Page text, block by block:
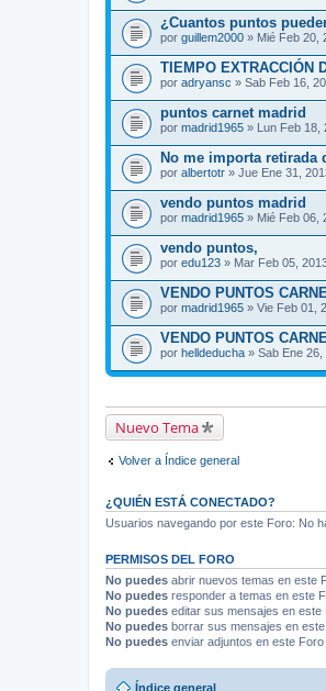
¿Cuantos puntos
por guillem2000 » Mié Feb 20,
TIEMPO EXTRACCIÓN
por adryansc » Sab Feb 16,
puntos carnet madrid
por madrid1965 » Lun Feb 18,
No me importa retirada
por albertotr » Jue Ene 31,
vendo puntos madrid
por madrid1965 » Mié Feb 06,
vendo puntos,
por edu123 » Mar Feb 05,
VENDO PUNTOS
por madrid1965 » Vie Feb 01,
VENDO PUNTOS
por helldeducha » Sab Ene
Nuevo Tema
Volver a Índice general
¿QUIÉN ESTÁ CONECTADO?
Usuarios navegando por este Foro: No
PERMISOS DEL FORO
No puedes abrir nuevos temas en este
No puedes responder a temas en este
No puedes editar sus mensajes en este
No puedes borrar sus mensajes en
No puedes enviar adjuntos en este Foro
Índice general